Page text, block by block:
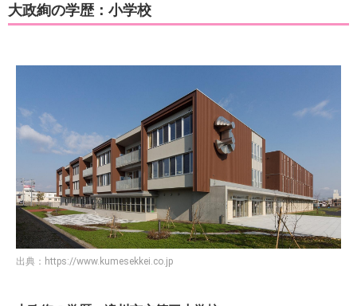
大政絢の学歴：小学校
出典： https://www.kumesekkei.co.jp